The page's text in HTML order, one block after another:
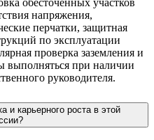
напряжения,
перчатки, защитная
по эксплуатации
проверка заземления и
выполняться при наличии
руководителя.
и карьерного роста в этой